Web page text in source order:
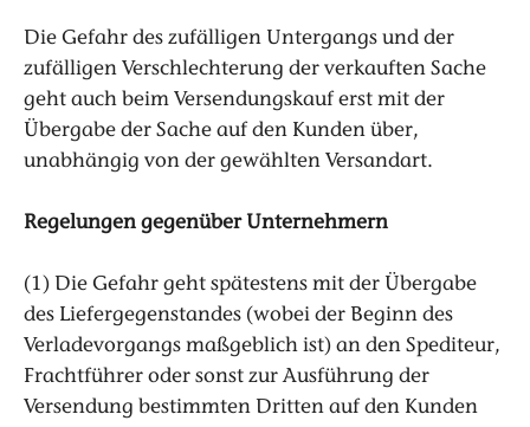
Die Gefahr des zufälligen Untergangs und der
zufälligen Verschlechterung der verkauften Sache
geht auch beim Versendungskauf erst mit der
Übergabe der Sache auf den Kunden über,
unabhängig von der gewählten Versandart.
Regelungen gegenüber Unternehmern
(1) Die Gefahr geht spätestens mit der Übergabe
des Liefergegenstandes (wobei der Beginn des
Verladevorgangs maßgeblich ist) an den Spediteur,
Frachtführer oder sonst zur Ausführung der
Versendung bestimmten Dritten auf den Kunden